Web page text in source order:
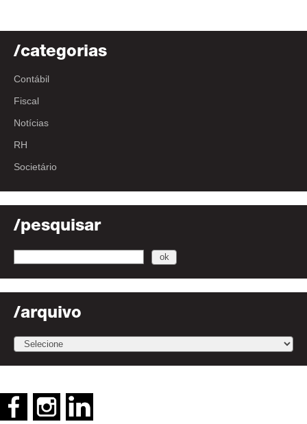
/categorias
Contábil
Fiscal
Notícias
RH
Societário
/pesquisar
/arquivo